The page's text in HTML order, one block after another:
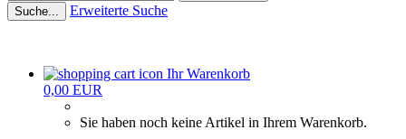
Suche... Erweiterte Suche
Ihr Warenkorb
0,00 EUR
Sie haben noch keine Artikel in Ihrem Warenkorb.